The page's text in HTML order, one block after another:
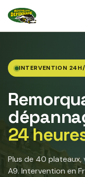
INTERVENTION
24
Plus de 40
A9. Intervention en